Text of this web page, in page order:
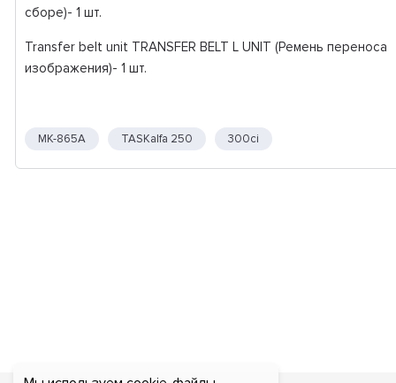
сборе)- 1 шт.
Transfer belt unit TRANSFER BELT L UNIT (Ремень переноса
изображения)- 1 шт.
MK-865A TASKalfa 250 300ci